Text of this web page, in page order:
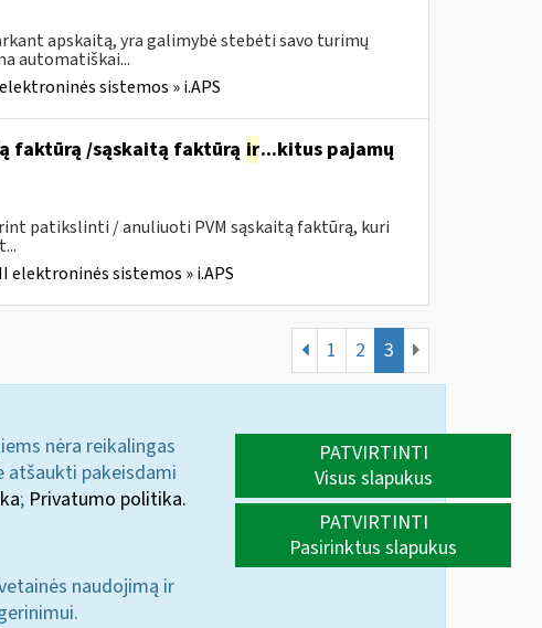
apskaitą, yra galimybė stebėti savo turimų
automatiškai...
sistemos » i.APS
faktūrą /sąskaitą faktūrą ir...kitus pajamų
patikslinti / anuliuoti PVM sąskaitą faktūrą, kuri
elektroninės sistemos » i.APS
1 2 3
nėra reikalingas
atšaukti pakeisdami
; Privatumo politika.
naudojimą ir
PATVIRTINTI
Visus slapukus
PATVIRTINTI
Pasirinktus slapukus